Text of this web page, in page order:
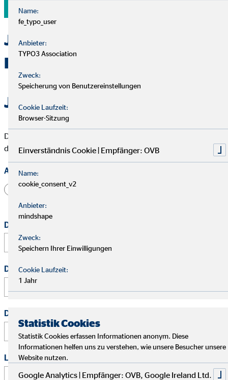
Wir freuen uns darauf, dich schon bald kennenzulernen!
Jetzt bei OVB in Wuppertal als
Berater durchstarten
Jetzt bewerben
Die mit * gekennzeichneten Felder müssen ausgefüllt werden,
damit wir Deine Bewerbung bearbeiten können.
Anrede
Herr
Dein vollständiger Name
Deine E-Mail Adresse
Deine Telefonnummer
Link zu Deinem Business-Profil (Xing / LinkedIn / andere)
Name:
fe_typo_user
Anbieter:
TYPO3 Association
Zweck:
Speicherung von Benutzereinstellungen
Cookie Laufzeit:
Browser-Sitzung
Einverständnis Cookie | Empfänger: OVB
Name:
cookie_consent_v2
Anbieter:
mindshape
Zweck:
Speichern Ihrer Einwilligungen
Cookie Laufzeit:
1 Jahr
Statistik Cookies
Statistik Cookies erfassen Informationen anonym. Diese
Informationen helfen uns zu verstehen, wie unsere Besucher unsere
Website nutzen.
Google Analytics | Empfänger: OVB, Google Ireland Ltd.